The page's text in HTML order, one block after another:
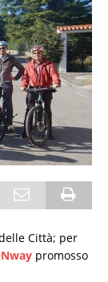
Città; per
promosso